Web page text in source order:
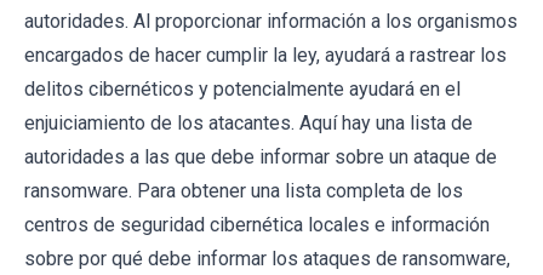
autoridades. Al proporcionar información a los organismos
encargados de hacer cumplir la ley, ayudará a rastrear los
delitos cibernéticos y potencialmente ayudará en el
enjuiciamiento de los atacantes. Aquí hay una lista de
autoridades a las que debe informar sobre un ataque de
ransomware. Para obtener una lista completa de los
centros de seguridad cibernética locales e información
sobre por qué debe informar los ataques de ransomware,